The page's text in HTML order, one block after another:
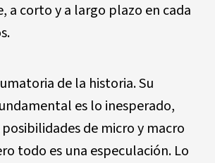
a corto y a largo plazo en cada
de la historia. Su
es lo inesperado,
de micro y macro
todo es una especulación. Lo